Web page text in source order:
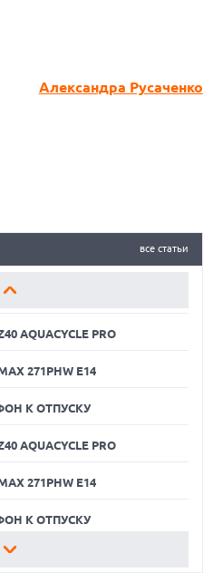
Александра Русаченко
все статьи
271PHW E14
К ОТПУСКУ
К ОТПУСКУ
AQUACYCLE PRO
271PHW E14
К ОТПУСКУ
AQUACYCLE PRO
271PHW E14
К ОТПУСКУ
AQUACYCLE PRO